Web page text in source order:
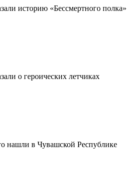
историю «Бессмертного полка»
о героических летчиках
нашли в Чувашской Республике